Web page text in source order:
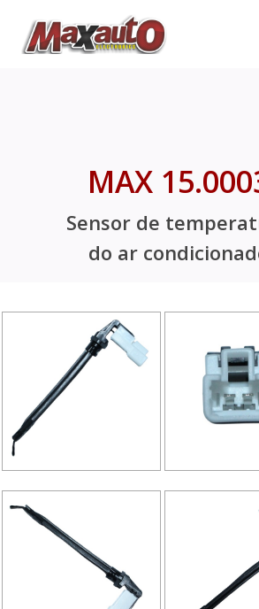
MAX
Sensor de
do ar